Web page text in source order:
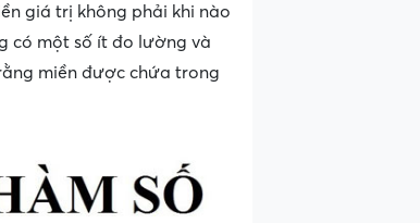
giá trị không phải khi nào
có một số ít đo lường và
miền được chứa trong